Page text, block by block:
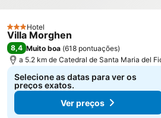
Chiesa Santo Spirito
Coverciano
La Certosa di Firenze
3 Estrelas
Hotel
Villa Morghen
8,4 Muito boa (618 pontuações)
a 5.2 km de Catedral de Santa Maria del
Selecione as datas para ver os
preços exatos.
Ver preços